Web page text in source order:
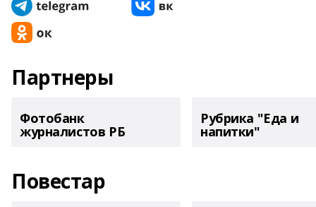
Партнеры
Фотобанк
журналистов РБ
Рубрика "Еда и
напитки"
Повестар